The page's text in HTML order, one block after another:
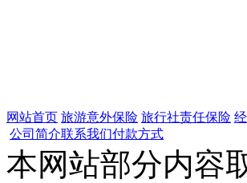
网站首页 旅游意外保险 旅行社责任保险
公司简介联系我们付款方式
本网站部分内容